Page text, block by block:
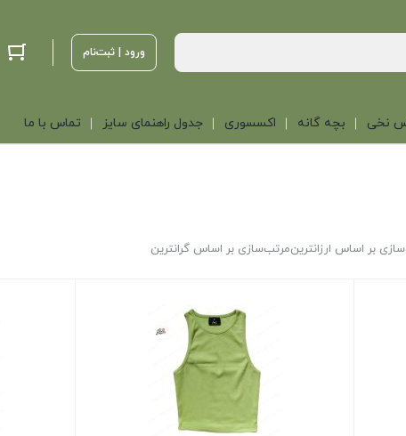
ورود | ثبت‌نام
نخی بچه گانه اکسسوری جدول راهنمای سایز تماس با ما
بر اساس ارزانترینمرتب‌سازی بر اساس گرانترین